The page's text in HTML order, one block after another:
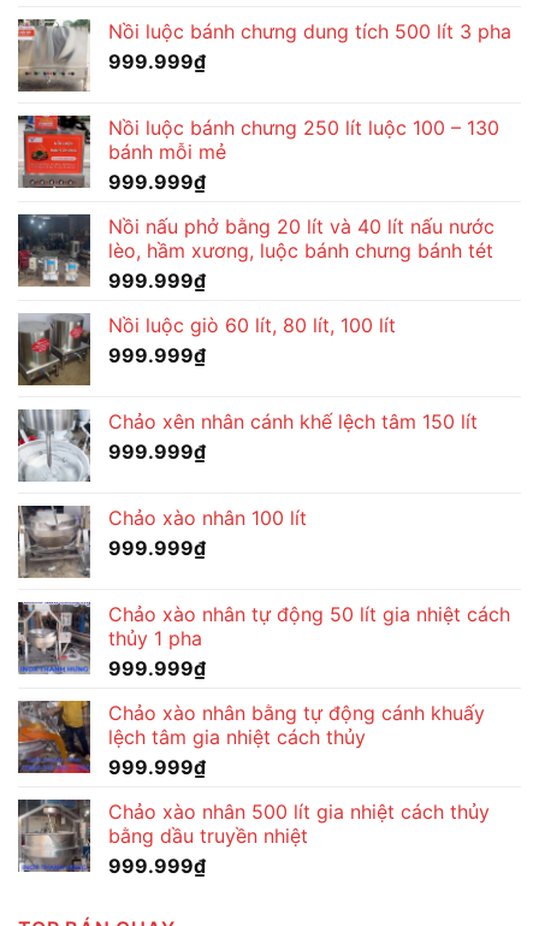
Nồi luộc bánh chưng dung tích 500 lít 3 pha
999.999₫
Nồi luộc bánh chưng 250 lít luộc 100 – 130
bánh mỗi mẻ
999.999₫
Nồi nấu phở bằng 20 lít và 40 lít nấu nước
lèo, hầm xương, luộc bánh chưng bánh tét
999.999₫
Nồi luộc giò 60 lít, 80 lít, 100 lít
999.999₫
Chảo xên nhân cánh khế lệch tâm 150 lít
999.999₫
Chảo xào nhân 100 lít
999.999₫
Chảo xào nhân tự động 50 lít gia nhiệt cách
thủy 1 pha
999.999₫
Chảo xào nhân bằng tự động cánh khuấy
lệch tâm gia nhiệt cách thủy
999.999₫
Chảo xào nhân 500 lít gia nhiệt cách thủy
bằng dầu truyền nhiệt
999.999₫